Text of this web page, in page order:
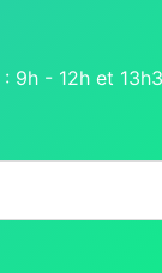
: 9h - 12h et